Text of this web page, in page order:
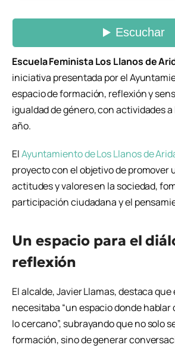
Escuela Feminista Los Llanos de
iniciativa presentada por el
espacio de formación, reflexión y
igualdad de género, con actividades a
año.
ElAyuntamiento de Los Llanos de
proyecto con el objetivo de promover
actitudes y valores en la sociedad,
participación ciudadana y el
Un espacio para el
reflexión
El alcalde,Javier Llamas, destaca
necesitaba “un espacio donde hablar
lo cercano”, subrayando que no solo
formación, sino de generar